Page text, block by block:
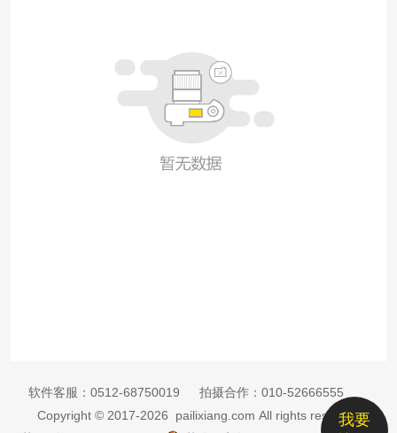
我要
软件客服： 0512-68750019 拍摄合作： 010-52666555
Copyright © 2017-2026 pailixiang.com All rights reserved